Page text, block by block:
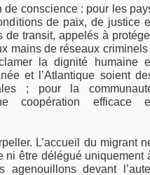
conscience : pour les
de paix, de justice
de transit, appelés à
mains de réseaux criminels
la dignité humaine
et l’Atlantique soient
; pour la
coopération efficace
L’accueil du migrant
ni être délégué uniquement
agenouillons devant